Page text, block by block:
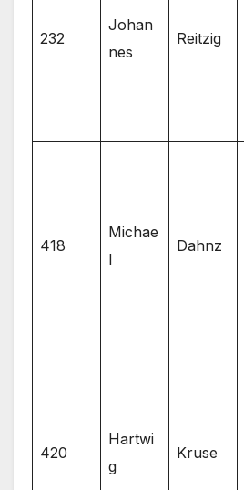
232
Johan
nes
Reitzig
418
Michae
l
Dahnz
420
Hartwi
g
Kruse